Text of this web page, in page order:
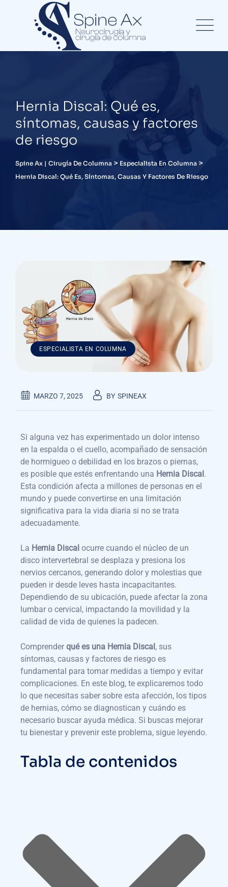
Hernia Discal: Qué es,
síntomas, causas y factores
de riesgo
Spine Ax | Cirugía De Columna > Especialista En Columna >
Hernia Discal: Qué Es, Síntomas, Causas Y Factores De Riesgo
ESPECIALISTA EN COLUMNA
MARZO 7, 2025 BY SPINEAX
Si alguna vez has experimentado un dolor intenso
en la espalda o el cuello, acompañado de sensación
de hormigueo o debilidad en los brazos o piernas,
es posible que estés enfrentando una Hernia Discal .
Esta condición afecta a millones de personas en el
mundo y puede convertirse en una limitación
significativa para la vida diaria si no se trata
adecuadamente.
La Hernia Discal ocurre cuando el núcleo de un
disco intervertebral se desplaza y presiona los
nervios cercanos, generando dolor y molestias que
pueden ir desde leves hasta incapacitantes.
Dependiendo de su ubicación, puede afectar la zona
lumbar o cervical, impactando la movilidad y la
calidad de vida de quienes la padecen.
Comprender qué es una Hernia Discal , sus
síntomas, causas y factores de riesgo es
fundamental para tomar medidas a tiempo y evitar
complicaciones. En este blog, te explicaremos todo
lo que necesitas saber sobre esta afección, los tipos
de hernias, cómo se diagnostican y cuándo es
necesario buscar ayuda médica. Si buscas mejorar
tu bienestar y prevenir este problema, sigue leyendo.
Tabla de contenidos